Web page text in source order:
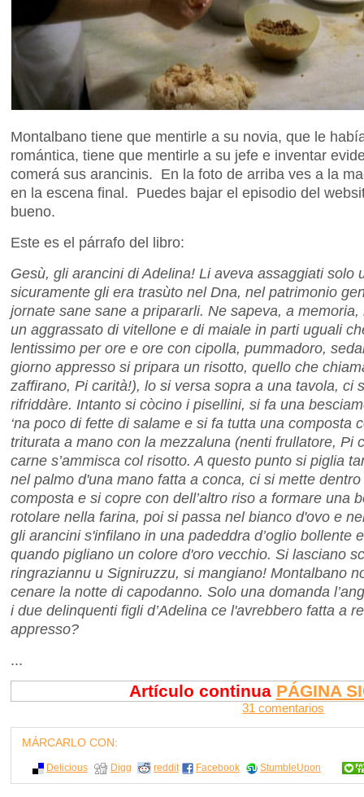
Montalbano tiene que mentirle a su novia, que le
romántica, tiene que mentirle a su jefe e inventar
comerá sus arancinis. En la foto de arriba ves a la
en la escena final. Puedes bajar el episodio del
bueno.
Este es el párrafo del libro:
Gesù, gli arancini di Adelina! Li aveva assaggiati solo
sicuramente gli era trasùto nel Dna, nel patrimonio
jornate sane sane a pripararli. Ne sapeva, a
un aggrassato di vitellone e di maiale in parti uguali
lentissimo per ore e ore con cipolla, pummadoro,
giorno appresso si pripara un risotto, quello che
zaffirano, Pi carità!), lo si versa sopra a una tavola, ci
rifriddàre. Intanto si còcino i pisellini, si fa una
‘na poco di fette di salame e si fa tutta una composta
triturata a mano con la mezzaluna (nenti frullatore, Pi
carne s’ammisca col risotto. A questo punto si piglia
nel palmo d'una mano fatta a conca, ci si mette
composta e si copre con dell’altro riso a formare una
rotolare nella farina, poi si passa nel bianco d'ovo e
gli arancini s'infilano in una padeddra d’oglio bollente
quando pigliano un colore d'oro vecchio. Si lasciano
ringraziannu u Signiruzzu, si mangiano! Montalbano
cenare la notte di capodanno. Solo una domanda
i due delinquenti figli d’Adelina ce l'avrebbero fatta a
appresso?
...
Artículo continua PÁGINA
31 comentarios
MÁRCARLO CON:
Delicious Digg reddit Facebook StumbleUpon